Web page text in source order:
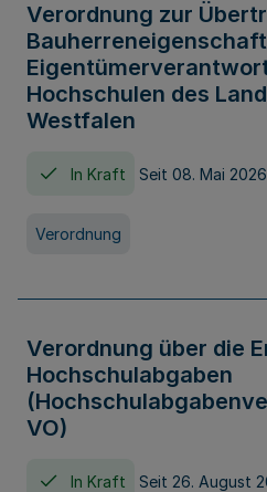
Verordnung zur
Hochschulen des
Westfalen
In Kraft Seit 08. Mai 2026
Verordnung
Verordnung über die
Hochschulabgaben
VO)
In Kraft Seit 26. August